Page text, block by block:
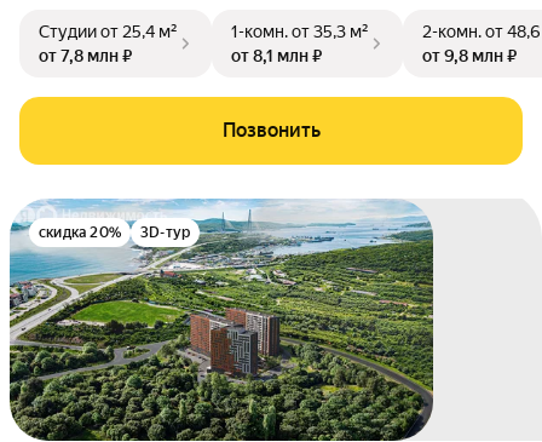
Студииот 25,4 м²
от 7,8 млн ₽
1-комн.от 35,3 м²
от 8,1 млн ₽
2-комн.от
от 9,8 млн ₽
Позвонить
скидка 20% 3D-тур